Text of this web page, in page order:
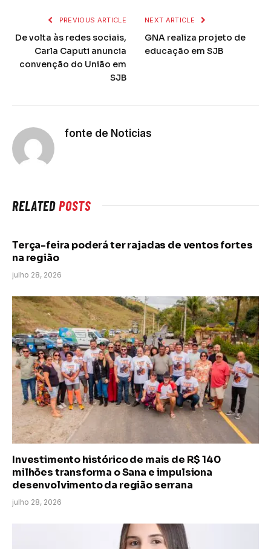
PREVIOUS ARTICLE
De volta às redes sociais,
Carla Caputi anuncia
convenção do União em
SJB
NEXT ARTICLE
GNA realiza projeto de
educação em SJB
fonte de Noticias
RELATEDPOSTS
Terça-feira poderá ter rajadas de ventos fortes
na região
julho 28, 2026
Investimento histórico de mais de R$ 140
milhões transforma o Sana e impulsiona
desenvolvimento da região serrana
julho 28, 2026